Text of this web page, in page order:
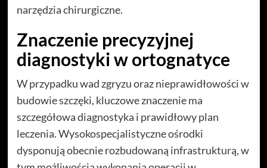
narzędzia chirurgiczne.
Znaczenie precyzyjnej
diagnostyki w ortognatyce
W przypadku wad zgryzu oraz nieprawidłowości w
budowie szczęki, kluczowe znaczenie ma
szczegółowa diagnostyka i prawidłowy plan
leczenia. Wysokospecjalistyczne ośrodki
dysponują obecnie rozbudowaną infrastrukturą, w